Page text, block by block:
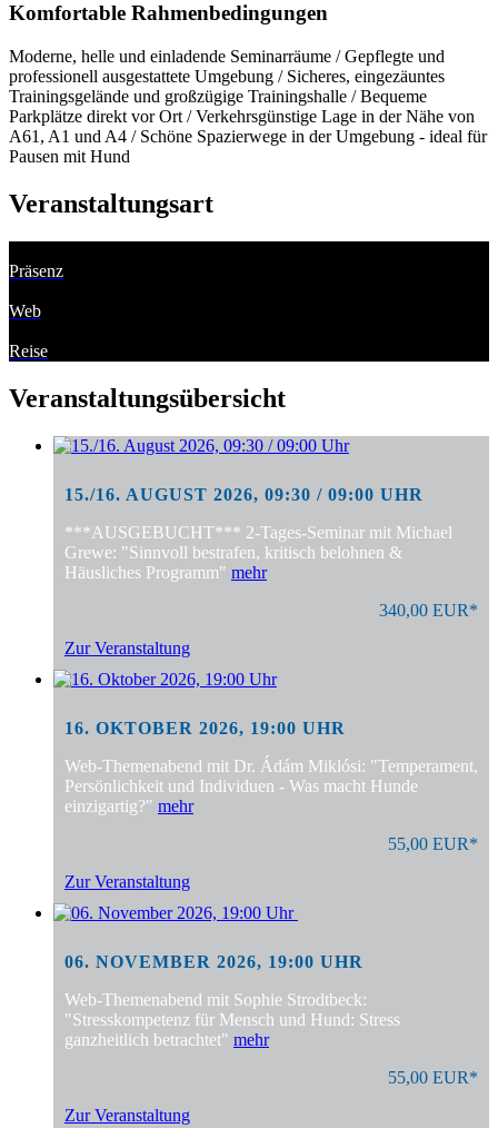
Komfortable Rahmenbedingungen
Moderne, helle und einladende Seminarräume / Gepflegte und
professionell ausgestattete Umgebung / Sicheres, eingezäuntes
Trainingsgelände und großzügige Trainingshalle / Bequeme
Parkplätze direkt vor Ort / Verkehrsgünstige Lage in der Nähe von
A61, A1 und A4 / Schöne Spazierwege in der Umgebung - ideal für
Pausen mit Hund
Veranstaltungsart
Präsenz
Web
Reise
Veranstaltungsübersicht
15./16. AUGUST 2026, 09:30 / 09:00 UHR
***AUSGEBUCHT*** 2-Tages-Seminar mit Michael
Grewe: "Sinnvoll bestrafen, kritisch belohnen &
Häusliches Programm" mehr
340,00 EUR*
Zur Veranstaltung
16. OKTOBER 2026, 19:00 UHR
Web-Themenabend mit Dr. Ádám Miklósi: "Temperament,
Persönlichkeit und Individuen - Was macht Hunde
einzigartig?" mehr
55,00 EUR*
Zur Veranstaltung
06. NOVEMBER 2026, 19:00 UHR
Web-Themenabend mit Sophie Strodtbeck:
"Stresskompetenz für Mensch und Hund: Stress
ganzheitlich betrachtet" mehr
55,00 EUR*
Zur Veranstaltung